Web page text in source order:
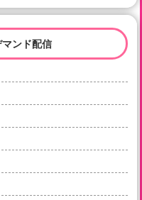
ンド配信